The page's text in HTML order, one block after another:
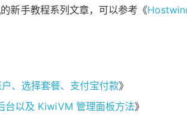
新手教程系列文章，可以参考《
、选择套餐、支付宝付款》
台以及 KiwiVM 管理面板方法》